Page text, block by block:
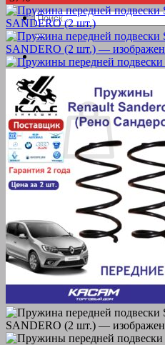
Искать:
Корзина пуста.
Вернуться в магазин